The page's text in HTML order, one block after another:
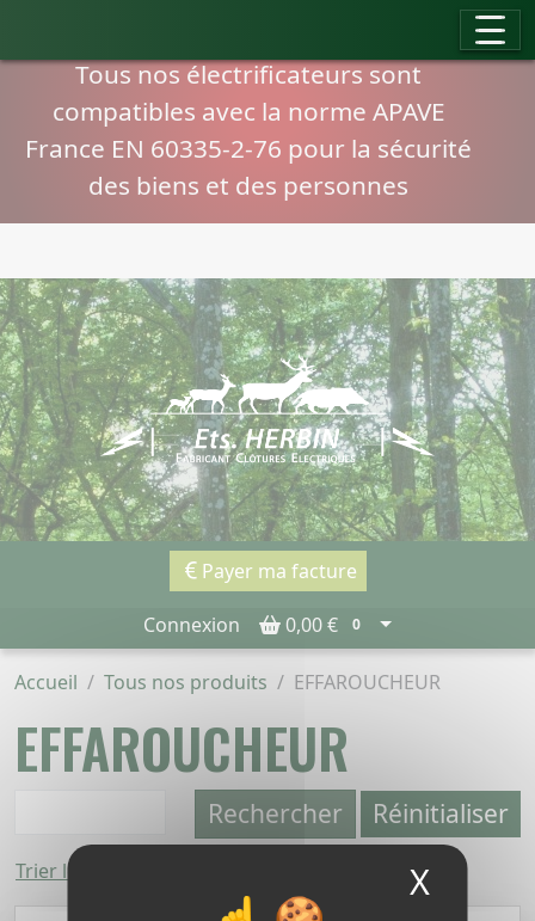
X
Tous nos électrificateurs sont
compatibles avec la norme APAVE
France EN 60335-2-76 pour la sécurité
des biens et des personnes
Payer ma facture
Connexion 0,00 € 0
Accueil Tous nos produits EFFAROUCHEUR
EFFAROUCHEUR
Rechercher Réinitialiser
Trier le moins cher en premier